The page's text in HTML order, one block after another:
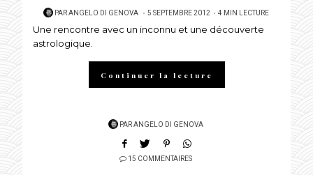
PARANGELO DI GENOVA
POSTED
ON
5 SEPTEMBRE 2012 4 MIN LECTURE
Une rencontre avec un inconnu et une découverte
astrologique.
Continuer la lecture
PARANGELO DI GENOVA
15 COMMENTAIRES